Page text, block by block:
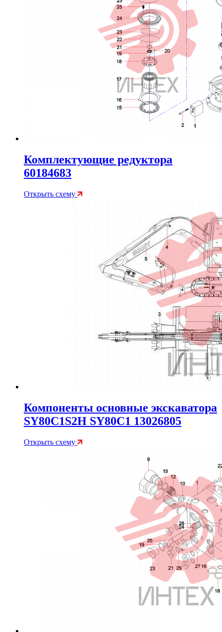
Комплектующие редуктора
60184683
Открыть схему
Компоненты основные экскаватора
SY80C1S2H SY80C1 13026805
Открыть схему